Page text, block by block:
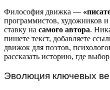
Философия движка —
программистов, художников и
ставку на самого автора.
пишете текст, добавляете
движок для поэтов,
рассказать историю, где
Эволюция ключевых